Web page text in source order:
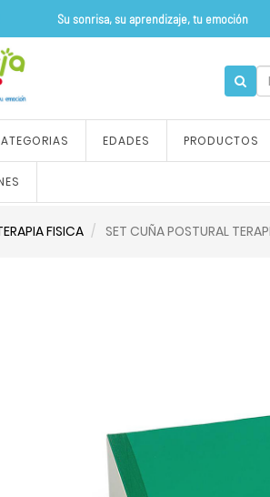
Hoy! Su sonrisa, su
EDADES PRODUCTOS
FISICA SET CUÑA POSTURAL